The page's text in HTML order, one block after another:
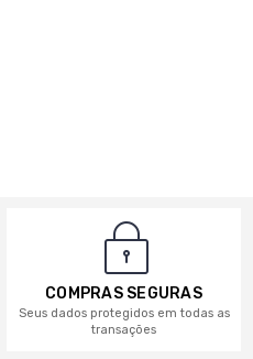
COMPRAS SEGURAS
Seus dados protegidos em todas as
transações